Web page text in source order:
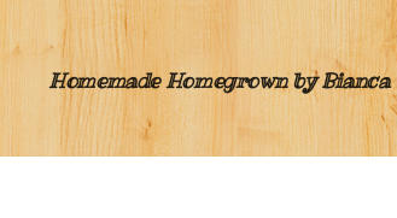
Homemade Homegrown by Bianca